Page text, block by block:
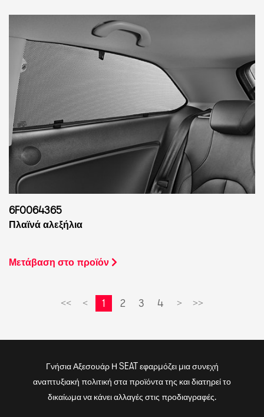
6F0064365
Πλαϊνά αλεξήλια
Μετάβαση στο προϊόν
<< < 1 2 3 4 > >>
Γνήσια Αξεσουάρ Η SEAT εφαρμόζει μια συνεχή
αναπτυξιακή πολιτική στα προϊόντα της και διατηρεί το
δικαίωμα να κάνει αλλαγές στις προδιαγραφές.